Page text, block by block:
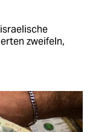
zweifeln,